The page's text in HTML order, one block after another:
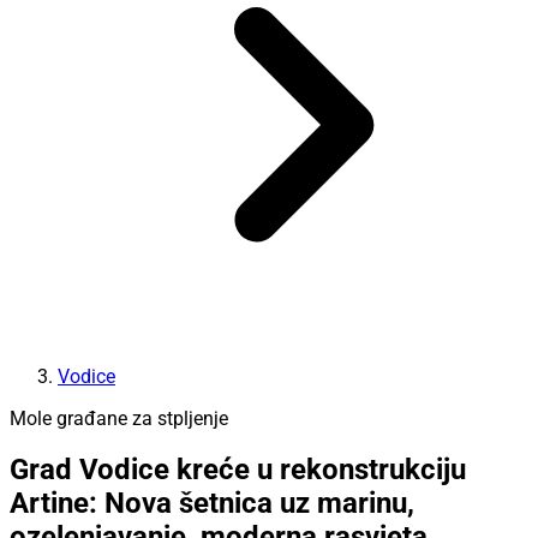
Vodice
Mole građane za stpljenje
Grad Vodice kreće u rekonstrukciju
Artine: Nova šetnica uz marinu,